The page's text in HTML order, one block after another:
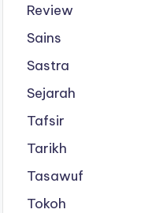
Review
Sains
Sastra
Sejarah
Tafsir
Tarikh
Tasawuf
Tokoh